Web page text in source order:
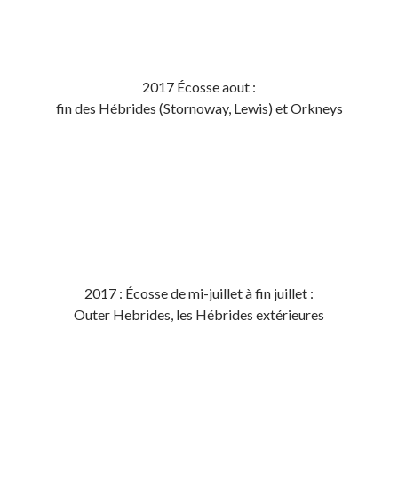
2017 Écosse aout :
fin des Hébrides (Stornoway, Lewis) et Orkneys
2017 : Écosse de mi-juillet à fin juillet :
Outer Hebrides, les Hébrides extérieures